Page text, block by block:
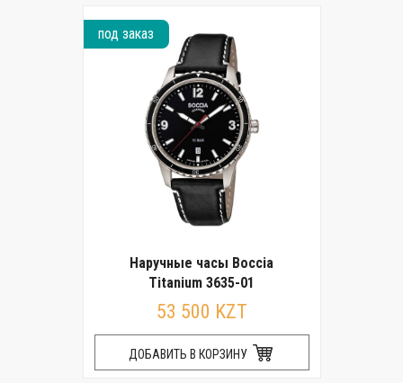
под заказ
Наручные часы Boccia
Titanium 3635-01
53 500 KZT
ДОБАВИТЬ В КОРЗИНУ